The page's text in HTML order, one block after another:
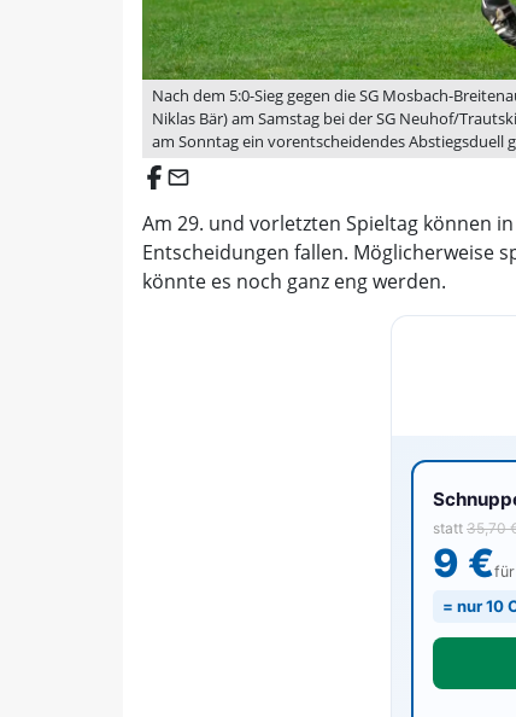
Nach dem 5:0-Sieg gegen die SG Mosbach-
Niklas Bär) am Samstag bei der SG Neuhof/
am Sonntag ein vorentscheidendes Abstiegsduell
email
Am 29. und vorletzten Spieltag können
Entscheidungen fallen. Möglicherweise
könnte es noch ganz eng werden.
statt 35,70
9 €
= nur 10